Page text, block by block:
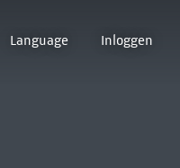
Language Inloggen